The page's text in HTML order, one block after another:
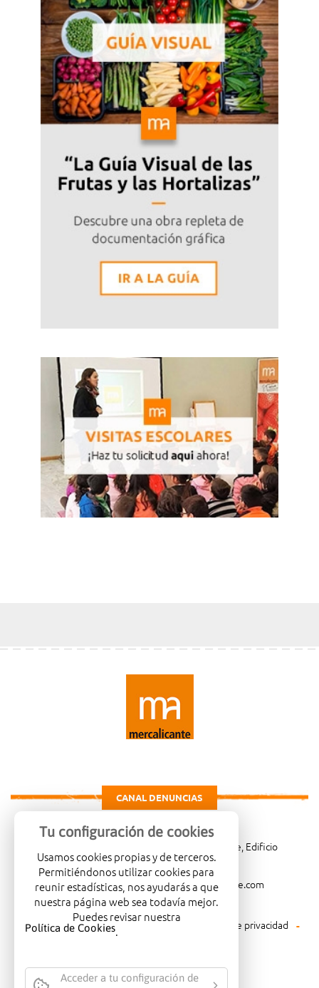
CANAL DENUNCIAS
Carretera de Madrid Km. 4, 03114 Alicante, Edificio
Administrativo, planta 3ª
966081001
merca@mercalicante.com
Aviso legal Política de cookies
Política de privacidad
Política medioambiental
Tu configuración de cookies
Usamos cookies propias y de terceros.
Permitiéndonos utilizar cookies para
reunir estadísticas, nos ayudarás a que
nuestra página web sea todavía mejor.
Puedes revisar nuestra
Política de Cookies.
Acceder a tu configuración de